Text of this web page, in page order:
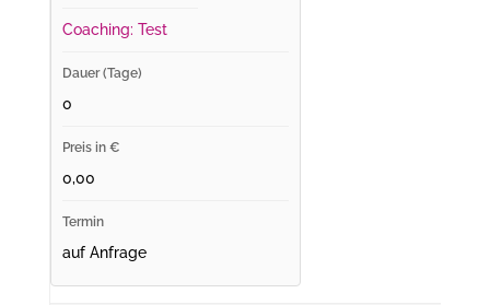
Coaching: Test
0
0,00
auf Anfrage